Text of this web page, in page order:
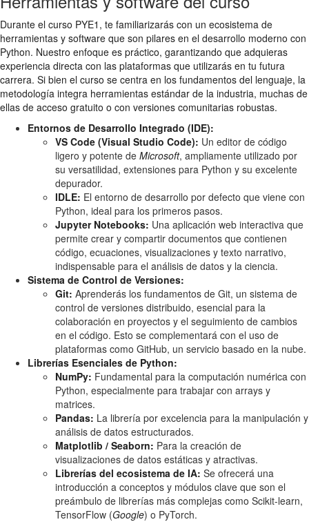
Durante el curso PYE1, te familiarizarás con un ecosistema de
herramientas y software que son pilares en el desarrollo moderno con
Python. Nuestro enfoque es práctico, garantizando que adquieras
experiencia directa con las plataformas que utilizarás en tu futura
carrera. Si bien el curso se centra en los fundamentos del lenguaje, la
metodología integra herramientas estándar de la industria, muchas de
ellas de acceso gratuito o con versiones comunitarias robustas.
Entornos de Desarrollo Integrado (IDE):
VS Code (Visual Studio Code): Un editor de código
ligero y potente de Microsoft, ampliamente utilizado por
su versatilidad, extensiones para Python y su excelente
depurador.
IDLE: El entorno de desarrollo por defecto que viene con
Python, ideal para los primeros pasos.
Jupyter Notebooks: Una aplicación web interactiva que
permite crear y compartir documentos que contienen
código, ecuaciones, visualizaciones y texto narrativo,
indispensable para el análisis de datos y la ciencia.
Sistema de Control de Versiones:
Git: Aprenderás los fundamentos de Git, un sistema de
control de versiones distribuido, esencial para la
colaboración en proyectos y el seguimiento de cambios
en el código. Esto se complementará con el uso de
plataformas como GitHub, un servicio basado en la nube.
Librerías Esenciales de Python:
NumPy: Fundamental para la computación numérica con
Python, especialmente para trabajar con arrays y
matrices.
Pandas: La librería por excelencia para la manipulación y
análisis de datos estructurados.
Matplotlib / Seaborn: Para la creación de
visualizaciones de datos estáticas y atractivas.
Librerías del ecosistema de IA: Se ofrecerá una
introducción a conceptos y módulos clave que son el
preámbulo de librerías más complejas como Scikit-learn,
TensorFlow (Google) o PyTorch.